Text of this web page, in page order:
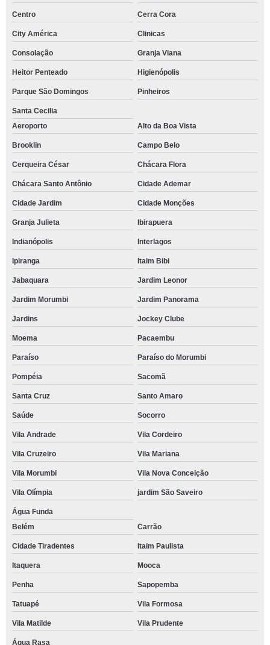
Centro Cerra Cora
City América Clinicas
Consolação Granja Viana
Heitor Penteado Higienópolis
Parque São Domingos Pinheiros
Santa Cecilia
Aeroporto
Alto da Boa Vista
Brooklin Campo Belo
Cerqueira César Chácara Flora
Chácara Santo Antônio Cidade Ademar
Cidade Jardim Cidade Monções
Granja Julieta Ibirapuera
Indianópolis Interlagos
Ipiranga Itaim Bibi
Jabaquara Jardim Leonor
Jardim Morumbi Jardim Panorama
Jardins Jockey Clube
Moema Pacaembu
Paraíso Paraíso do Morumbi
Pompéia Sacomã
Santa Cruz Santo Amaro
Saúde Socorro
Vila Andrade Vila Cordeiro
Vila Cruzeiro Vila Mariana
Vila Morumbi Vila Nova Conceição
Vila Olímpia jardim São Saveiro
Água Funda
Belém
Carrão
Cidade Tiradentes Itaim Paulista
Itaquera Mooca
Penha Sapopemba
Tatuapé Vila Formosa
Vila Matilde Vila Prudente
Água Rasa